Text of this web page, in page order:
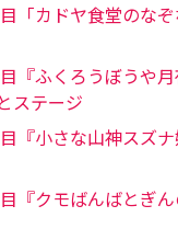
「カドヤ食堂のな
『ふくろうぼうや月
ステージ
『小さな山神スズ
『クモばんばとぎ